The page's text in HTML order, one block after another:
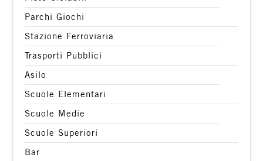
Parchi Giochi
Stazione Ferroviaria
Trasporti Pubblici
Asilo
Scuole Elementari
Scuole Medie
Scuole Superiori
Bar